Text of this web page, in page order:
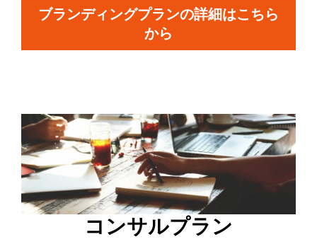
ブランディングプランの詳細はこちら
から
コンサルプラン